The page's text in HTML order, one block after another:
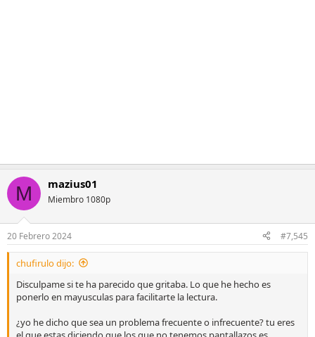
M mazius01
Miembro 1080p
20 Febrero 2024 #7,545
chufirulo dijo:
Disculpame si te ha parecido que gritaba. Lo que he hecho es
ponerlo en mayusculas para facilitarte la lectura.
¿yo he dicho que sea un problema frecuente o infrecuente? tu eres